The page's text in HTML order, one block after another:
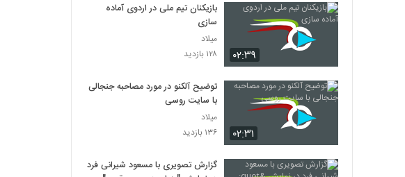
۰۲:۳۹
بازیکنان تیم ملی در اردوی آماده
سازی
میلاد
۱۲۸ بازدید
۰۲:۳۱
توضیح آلکنو در مورد مصاحبه جنجالی
با سایت روسی
میلاد
۱۳۶ بازدید
گزارش تصویری با مسعود شیرانی فرد